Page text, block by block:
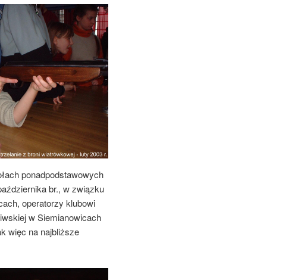
ponadpodstawowych
br., w związku
operatorzy klubowi
w Siemianowicach
więc na najbliższe